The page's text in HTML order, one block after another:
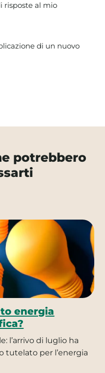
risposte al mio
di un nuovo
potrebbero
energia
l’arrivo di luglio ha
tutelato per l’energia